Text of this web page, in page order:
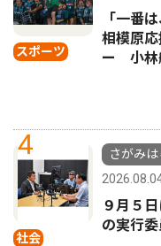
スポーツ
「一番
相模原
ー 小林
4
社会
さがみ
９月５
の実行